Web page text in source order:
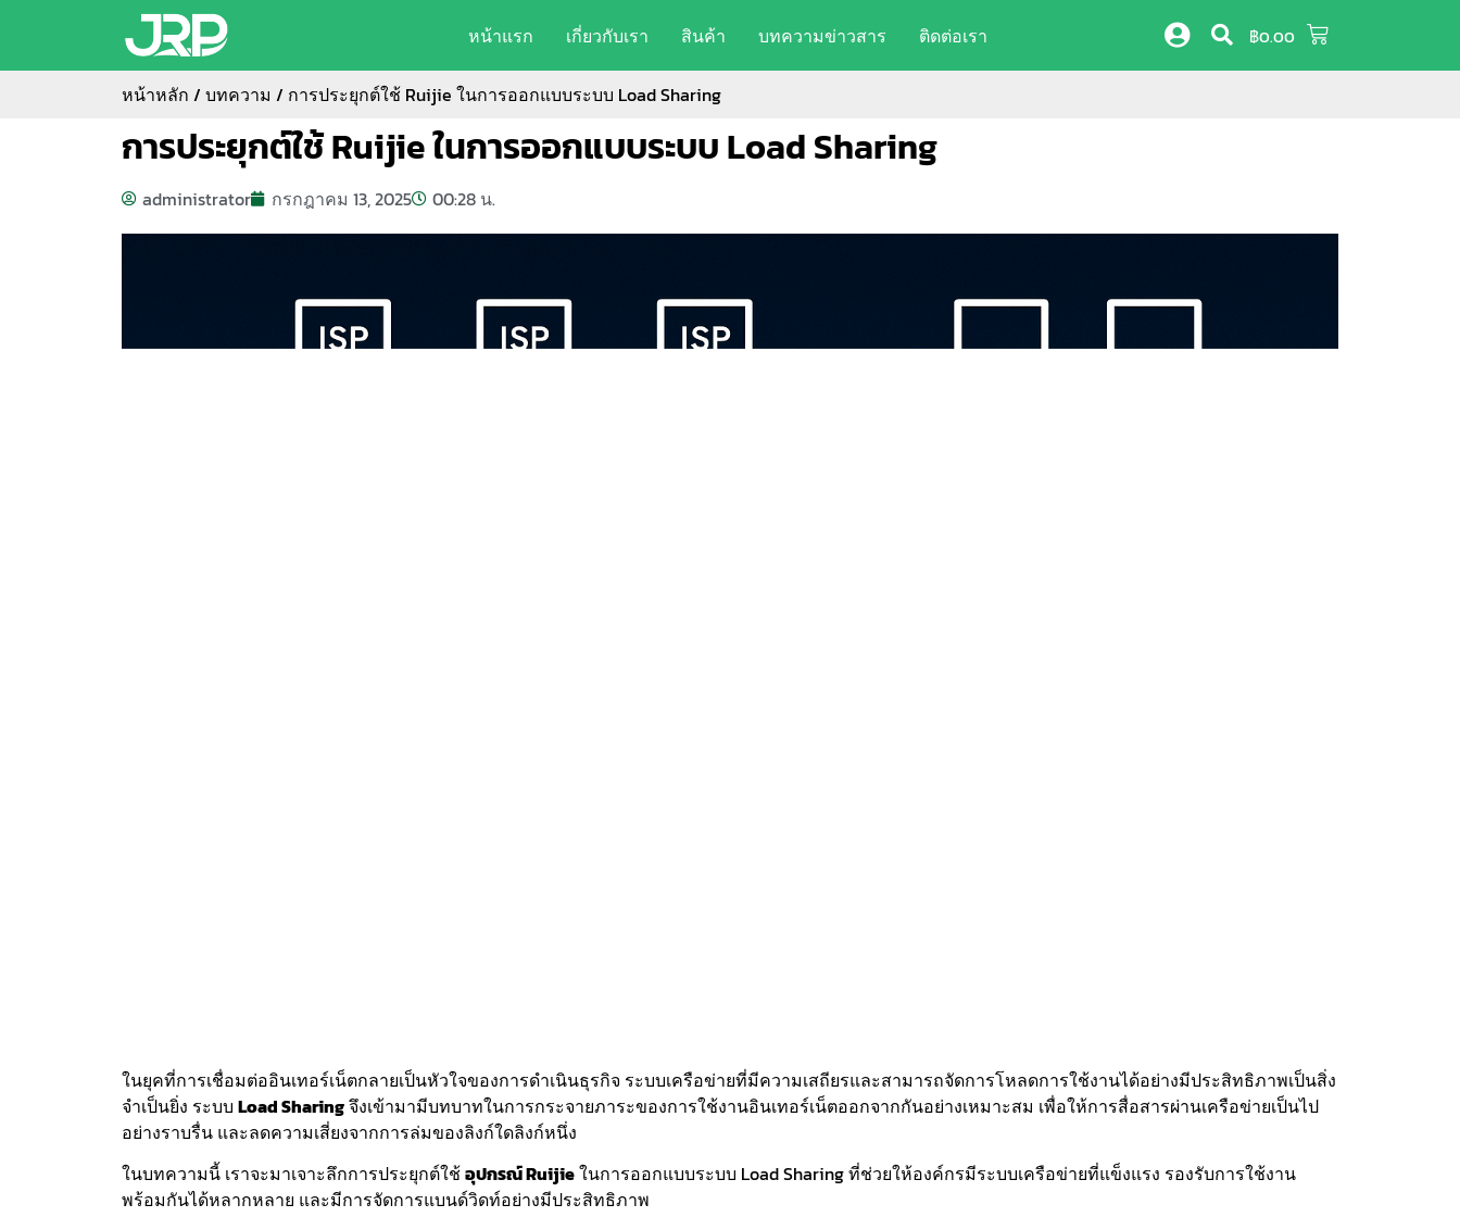
หน้าแรก เกี่ยวกับเรา สินค้า บทความข่าวสาร ติดต่อเรา ฿0.00
หน้าหลัก / บทความ / การประยุกต์ใช้ Ruijie ในการออกแบบระบบ Load Sharing
การประยุกต์ใช้ Ruijie ในการออกแบบระบบ Load Sharing
administrator กรกฎาคม 13, 2025 00:28 น.
ในยุคที่การเชื่อมต่ออินเทอร์เน็ตกลายเป็นหัวใจของการดำเนินธุรกิจ ระบบเครือข่ายที่มีความเสถียรและสามารถจัดการโหลดการใช้งานได้อย่างมีประสิทธิภาพเป็นสิ่ง
จำเป็นยิ่ง ระบบ Load Sharingจึงเข้ามามีบทบาทในการกระจายภาระของการใช้งานอินเทอร์เน็ตออกจากกันอย่างเหมาะสม เพื่อให้การสื่อสารผ่านเครือข่ายเป็นไป
อย่างราบรื่น และลดความเสี่ยงจากการล่มของลิงก์ใดลิงก์หนึ่ง
ในบทความนี้ เราจะมาเจาะลึกการประยุกต์ใช้อุปกรณ์ Ruijieในการออกแบบระบบ Load Sharing ที่ช่วยให้องค์กรมีระบบเครือข่ายที่แข็งแรง รองรับการใช้งาน
พร้อมกันได้หลากหลาย และมีการจัดการแบนด์วิดท์อย่างมีประสิทธิภาพ